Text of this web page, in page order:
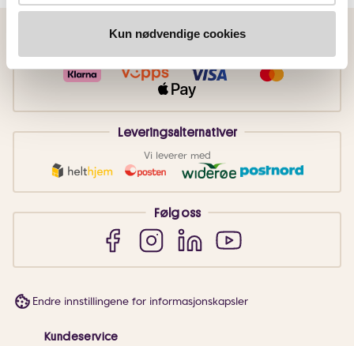
Kun nødvendige cookies
Betalingsmetoder
FakturaVippsKortbetaling
Leveringsalternativer
Vi leverer med
Følg oss
Endre innstillingene for informasjonskapsler
Kundeservice